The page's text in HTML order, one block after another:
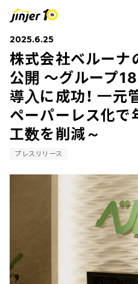
2025.6.25
株式会社ベルーナ
公開 ～グループ
導入に成功！ 一元
ペーパーレス化
工数を削減～
プレスリリース